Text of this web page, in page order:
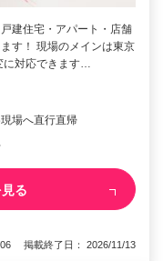
建住宅・アパート・店舗
す！ 現場のメインは東京
に対応できます…
場へ直行直帰
る
06 掲載終了日： 2026/11/13